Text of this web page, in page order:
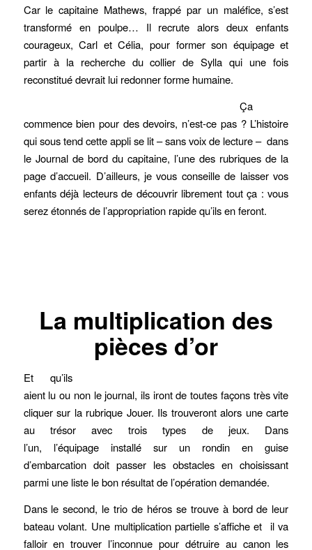
Car le capitaine Mathews, frappé par un maléfice, s’est
transformé en poulpe… Il recrute alors deux enfants
courageux, Carl et Célia, pour former son équipage et
partir à la recherche du collier de Sylla qui une fois
reconstitué devrait lui redonner forme humaine.
Ça
commence bien pour des devoirs, n’est-ce pas ? L’histoire
qui sous tend cette appli se lit – sans voix de lecture – dans
le Journal de bord du capitaine, l’une des rubriques de la
page d’accueil. D’ailleurs, je vous conseille de laisser vos
enfants déjà lecteurs de découvrir librement tout ça : vous
serez étonnés de l’appropriation rapide qu’ils en feront.
La multiplication des
pièces d’or
Et qu’ils
aient lu ou non le journal, ils iront de toutes façons très vite
cliquer sur la rubrique Jouer. Ils trouveront alors une carte
au trésor avec trois types de jeux. Dans
l’un, l’équipage installé sur un rondin en guise
d’embarcation doit passer les obstacles en choisissant
parmi une liste le bon résultat de l’opération demandée.
Dans le second, le trio de héros se trouve à bord de leur
bateau volant. Une multiplication partielle s’affiche et il va
falloir en trouver l’inconnue pour détruire au canon les